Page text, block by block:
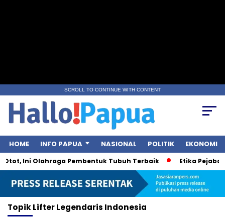
SCROLL TO CONTINUE WITH CONTENT
HOME INFO PAPUA NASIONAL POLITIK EKONOMI
Ini Olahraga Pembentuk Tubuh Terbaik Etika
TopikLifter Legendaris Indonesia